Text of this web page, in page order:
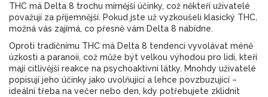
THC má Delta 8 trochu mírnější účinky, což někteří uživatelé
považují za příjemnější. Pokud jste už vyzkoušeli klasický THC,
možná vás zajímá, co přesně vám Delta 8 nabídne.
Oproti tradičnímu THC má Delta 8 tendenci vyvolávat méně
úzkosti a paranoii, což může být velkou výhodou pro lidi, kteří
mají citlivější reakce na psychoaktivní látky. Mnohdy uživatelé
popisují jeho účinky jako uvolňující a lehce povzbuzující –
ideální třeba na večer nebo den, kdy potřebujete zklidnit